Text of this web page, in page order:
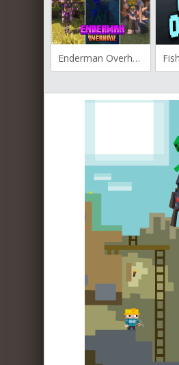
Enderman Overhaul для Майнкрафт [1.20.1, 1.20, 1.19.2]